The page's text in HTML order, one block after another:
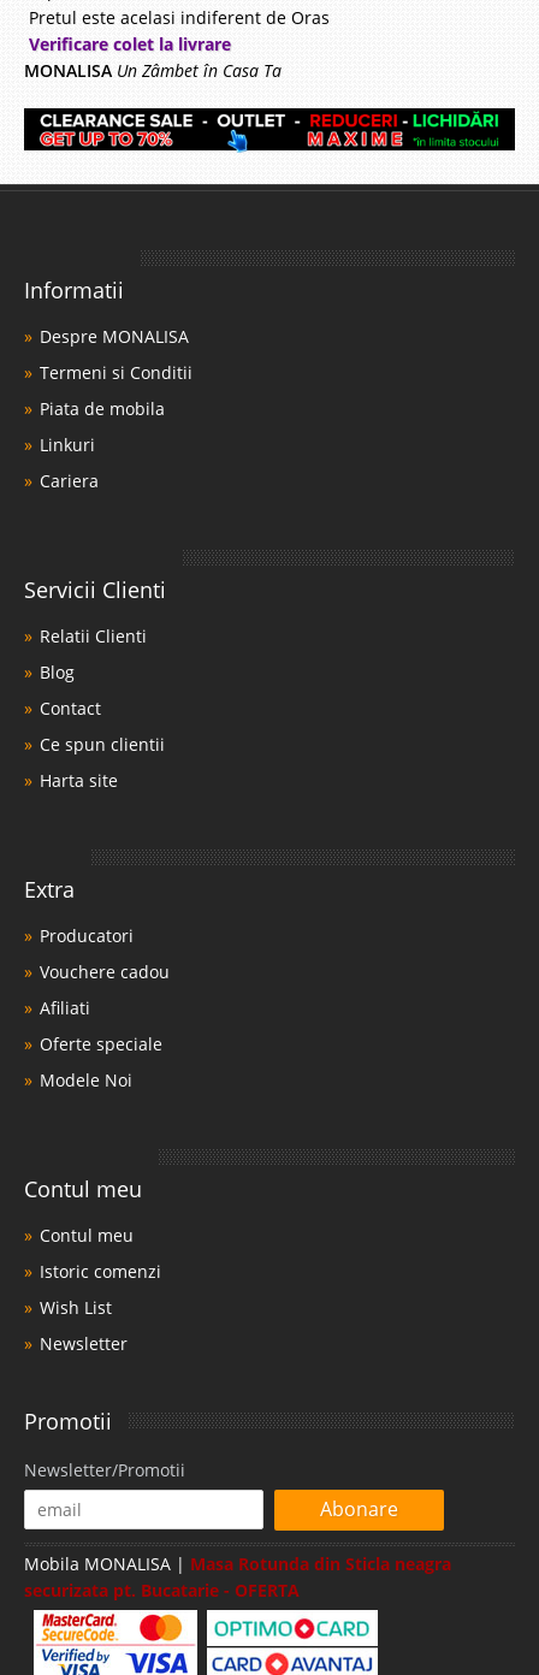
Pretul este acelasi indiferent de Oras
Verificare colet la livrare
MONALISA Un Zâmbet în Casa Ta
Informatii
Despre MONALISA
Termeni si Conditii
Piata de mobila
Linkuri
Cariera
Servicii Clienti
Relatii Clienti
Blog
Contact
Ce spun clientii
Harta site
Extra
Producatori
Vouchere cadou
Afiliati
Oferte speciale
Modele Noi
Contul meu
Contul meu
Istoric comenzi
Wish List
Newsletter
Promotii
Newsletter/Promotii
Abonare
Mobila MONALISA | Masa Rotunda din Sticla neagra
securizata pt. Bucatarie - OFERTA